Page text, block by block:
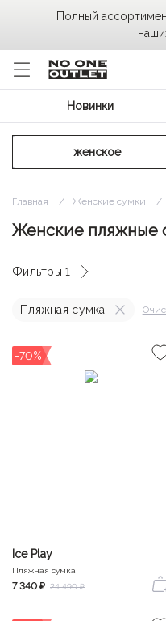
Новинки
женское
Главная Женские сумки
Женские пляжные
Фильтры 1
Пляжная сумка
-70%
Ice Play
Пляжная сумка
7 340 ₽ 24 490 ₽
Полный